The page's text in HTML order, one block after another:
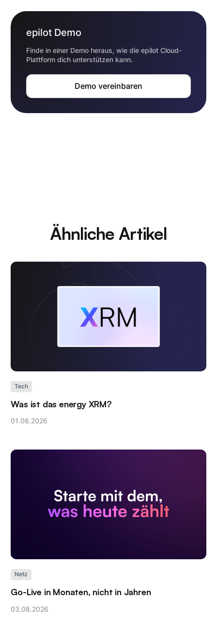
epilot Demo
Finde in einer Demo heraus, wie die epilot Cloud-
Plattform dich unterstützen kann.
Demo vereinbaren
Ähnliche Artikel
Tech
Was ist das energy XRM?
01.06.2026
Netz
Go-Live in Monaten, nicht in Jahren
03.08.2026